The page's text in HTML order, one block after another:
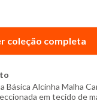
coleção completa
Básica Alcinha Malha
em tecido de